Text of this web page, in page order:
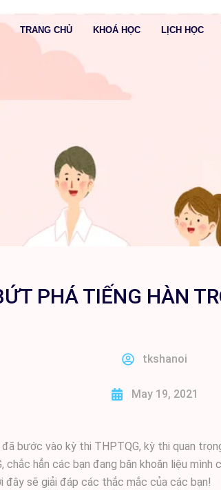
TRANG CHỦ KHOÁ HỌC LỊCH HỌC
PHÁ TIẾNG HÀN
tkshanoi
May 19, 2021
bước vào kỳ thi THPTQG, kỳ thi quan
hẳn các bạn đang băn khoăn liệu
đây sẽ giải đáp các thắc mắc của các bạn!